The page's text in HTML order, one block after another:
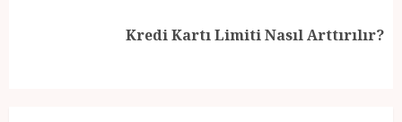
Kredi Kartı Limiti Nasıl Arttırılır?